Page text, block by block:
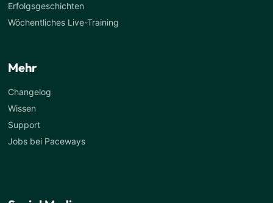
Erfolgsgeschichten
Wöchentliches Live-Training
Mehr
Changelog
Wissen
Support
Jobs bei Paceways